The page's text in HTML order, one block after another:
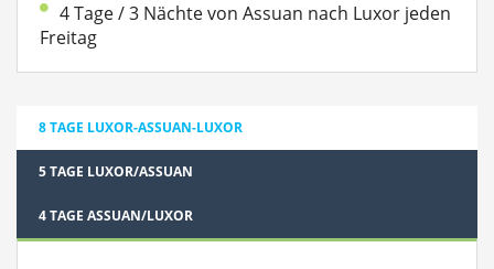
4 Tage / 3 Nächte von Assuan nach Luxor jeden
Freitag
8 TAGE LUXOR-ASSUAN-LUXOR
5 TAGE LUXOR/ASSUAN
4 TAGE ASSUAN/LUXOR